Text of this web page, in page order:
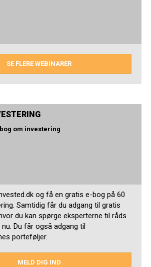
SE FLERE WEBINARER
om investering
og få en gratis e-bog på 60
Samtidig får du adgang til gratis
du kan spørge eksperterne til råds
Du får også adgang til
porteføljer.
MELD DIG IND